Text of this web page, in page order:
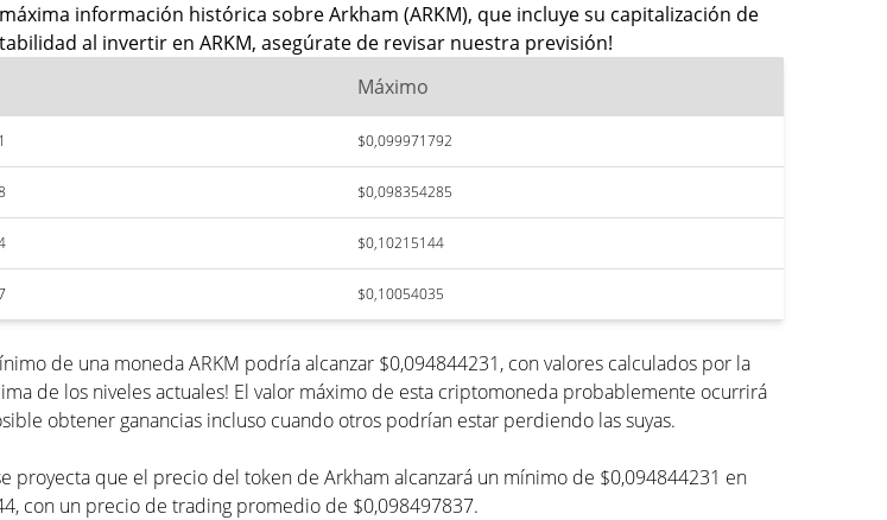
información histórica sobre Arkham (ARKM), que incluye su capitalización de
al invertir en ARKM, asegúrate de revisar nuestra previsión!
Máximo
$0,099971792
$0,098354285
$0,10215144
$0,10054035
de una moneda ARKM podría alcanzar $0,094844231, con valores calculados por la
de los niveles actuales! El valor máximo de esta criptomoneda probablemente ocurrirá
obtener ganancias incluso cuando otros podrían estar perdiendo las suyas.
proyecta que el precio del token de Arkham alcanzará un mínimo de $0,094844231 en
con un precio de trading promedio de $0,098497837.